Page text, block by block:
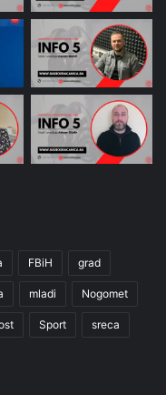
FBiH grad
mladi Nogomet
Sport sreca